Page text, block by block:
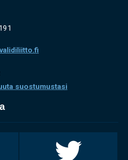
suostumustasi
Twitterissä